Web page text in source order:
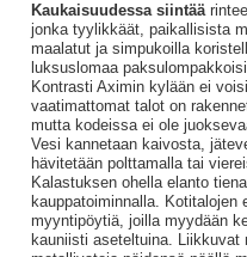
Kaukaisuudessa siintää
jonka tyylikkäät, paikallisista
maalatut ja simpukoilla
luksuslomaa
Kontrasti Aximin kylään ei
vaatimattomat talot on
mutta kodeissa ei ole
Vesi kannetaan kaivosta,
hävitetään polttamalla tai
Kalastuksen ohella elanto
kauppatoiminnalla. Kotitalojen
myyntipöytiä, joilla myydään
kauniisti aseteltuina.